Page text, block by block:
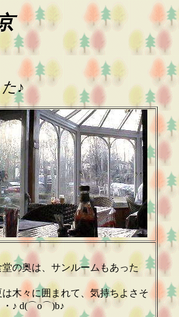
♪
の奥は、サンルームもあった
木々に囲まれて、気持ちよさそ
・♪ d(⌒o⌒)b♪